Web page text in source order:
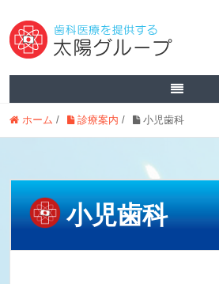
ホーム / 診療案内 / 小児歯科
小児歯科